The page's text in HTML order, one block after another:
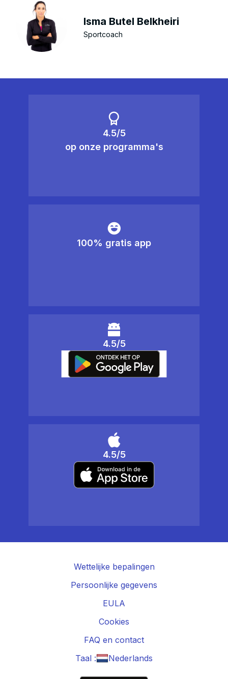
Isma Butel Belkheiri
Sportcoach
4.5/5
op onze programma's
100% gratis app
4.5/5
4.5/5
Wettelijke bepalingen
Persoonlijke gegevens
EULA
Cookies
FAQ en contact
Taal :
Nederlands